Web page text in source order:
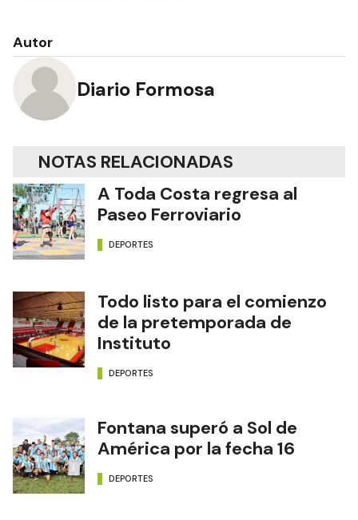
Autor
Diario Formosa
NOTAS RELACIONADAS
A Toda Costa regresa al
Paseo Ferroviario
DEPORTES
Todo listo para el comienzo
de la pretemporada de
Instituto
DEPORTES
Fontana superó a Sol de
América por la fecha 16
DEPORTES